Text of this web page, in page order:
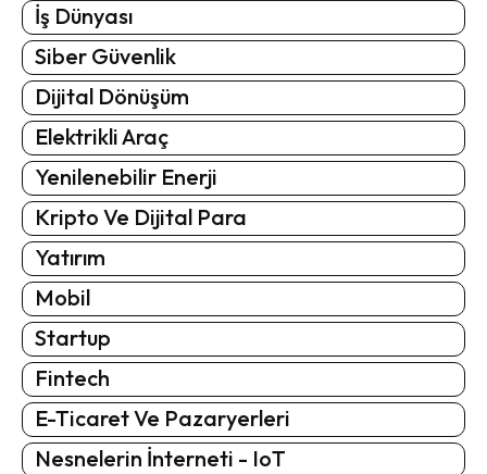
İş Dünyası
Siber Güvenlik
Dijital Dönüşüm
Elektrikli Araç
Yenilenebilir Enerji
Kripto Ve Dijital Para
Yatırım
Mobil
Startup
Fintech
E-Ticaret Ve Pazaryerleri
Nesnelerin İnterneti - IoT